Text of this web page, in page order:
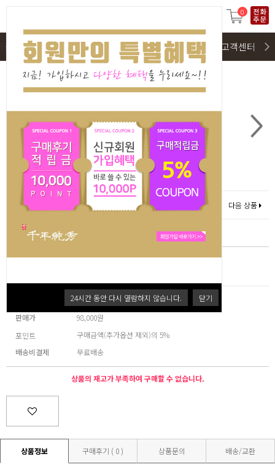
24시간 동안 다시 열람하지 않습니다. 닫기
0
품구매 SALE(회원전용) 이벤트 및 구매후기 고객센터
이전상품 다음 상품
0 3
천년순수 홍삼
판매가
98,000원
포인트
구매금액(추가옵션 제외)의 5%
배송비결제
무료배송
상품의 재고가 부족하여 구매할 수 없습니다.
상품정보 구매후기 ( 0 ) 상품문의 배송/교환